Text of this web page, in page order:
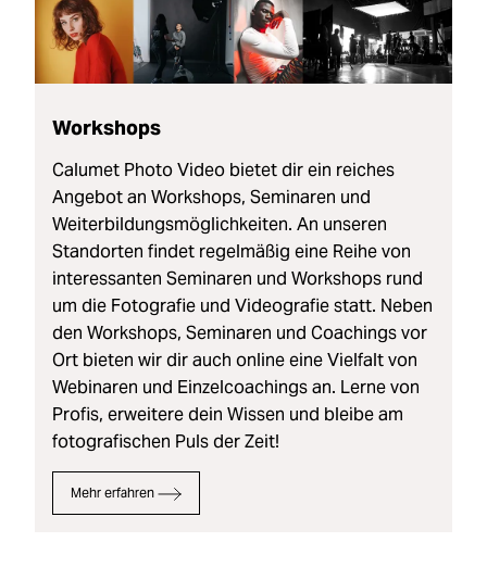
Workshops
Calumet Photo Video bietet dir ein reiches
Angebot an Workshops, Seminaren und
Weiterbildungsmöglichkeiten. An unseren
Standorten findet regelmäßig eine Reihe von
interessanten Seminaren und Workshops rund
um die Fotografie und Videografie statt. Neben
den Workshops, Seminaren und Coachings vor
Ort bieten wir dir auch online eine Vielfalt von
Webinaren und Einzelcoachings an. Lerne von
Profis, erweitere dein Wissen und bleibe am
fotografischen Puls der Zeit!
Mehr erfahren